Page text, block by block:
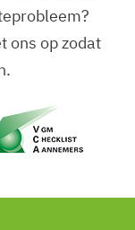
ons op zodat